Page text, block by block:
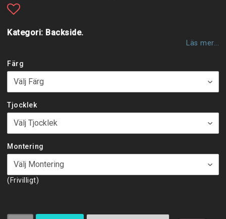
Lägg till i favoritlistan
Kategori: Backside.
Läs mer...
Färg
Tjocklek
Montering
(Frivilligt)